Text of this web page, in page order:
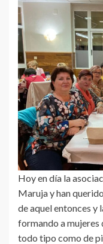
Hoy en día la
Maruja y han
de aquel entonces y
formando a mujeres
todo tipo como de